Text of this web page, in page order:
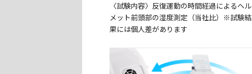
〈試験内容〉反復運動の時間経過によるヘル
メット前頭部の湿度測定（当社比）※試験結
果には個人差があります